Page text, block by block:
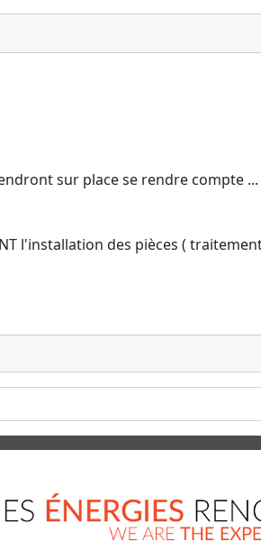
sur place se rendre compte
l'installation des pièces (